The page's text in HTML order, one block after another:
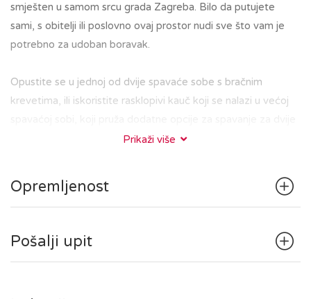
smješten u samom srcu grada Zagreba. Bilo da putujete
sami, s obitelji ili poslovno ovaj prostor nudi sve što vam je
potrebno za udoban boravak.
Opustite se u jednoj od dvije spavaće sobe s bračnim
krevetima, ili iskoristite rasklopivi kauč koji se nalazi u većoj
perilicom rublja i kupaonskim potrepštinama. Apartman ima
opremljenu kuhinju s hladnjakom, štednjakom, pećnicom,
priborom za pripremu jednostavnih obroka.
Prikaži više
Opremljenost
Pošalji upit